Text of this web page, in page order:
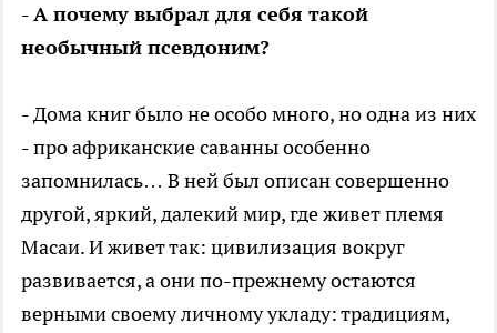
- А почему выбрал для себя такой
необычный псевдоним?
- Дома книг было не особо много, но одна из них
- про африканские саванны особенно
запомнилась… В ней был описан совершенно
другой, яркий, далекий мир, где живет племя
Масаи. И живет так: цивилизация вокруг
развивается, а они по-прежнему остаются
верными своему личному укладу: традициям,